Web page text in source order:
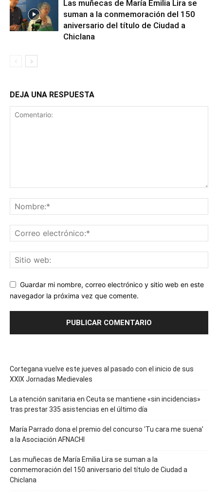
Las muñecas de María Emilia Lira se
suman a la conmemoración del 150
aniversario del título de Ciudad a
Chiclana
DEJA UNA RESPUESTA
Guardar mi nombre, correo electrónico y sitio web en este
navegador la próxima vez que comente.
Cortegana vuelve este jueves al pasado con el inicio de sus
XXIX Jornadas Medievales
La atención sanitaria en Ceuta se mantiene «sin incidencias»
tras prestar 335 asistencias en el último día
María Parrado dona el premio del concurso ‘Tu cara me suena’
a la Asociación AFNACHI
Las muñecas de María Emilia Lira se suman a la
conmemoración del 150 aniversario del título de Ciudad a
Chiclana